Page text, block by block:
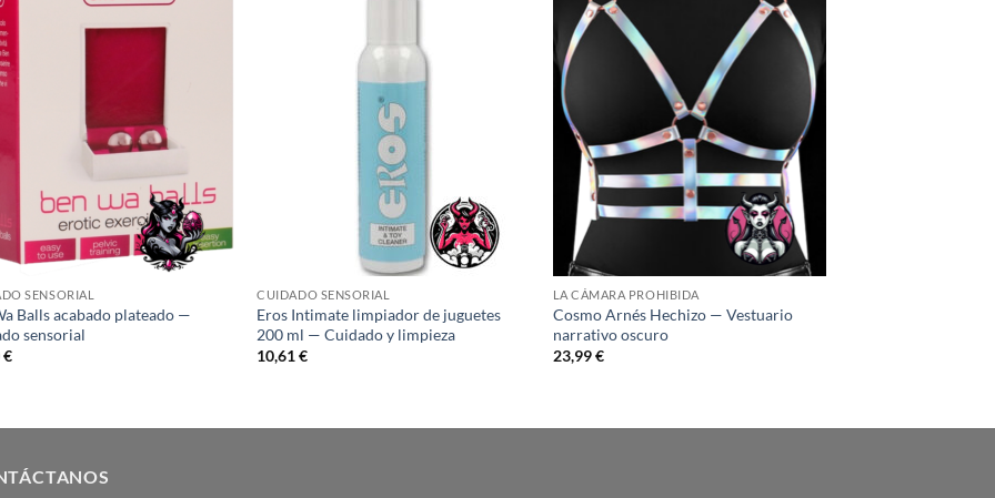
SENSORIAL
Balls acabado plateado —
sensorial
€
CUIDADO SENSORIAL
Eros Intimate limpiador de juguetes
200 ml — Cuidado y limpieza
10,61€
Añadir
a la
lista de
deseos
LA CÁMARA PROHIBIDA
Cosmo Arnés Hechizo — Vestuario
narrativo oscuro
23,99€